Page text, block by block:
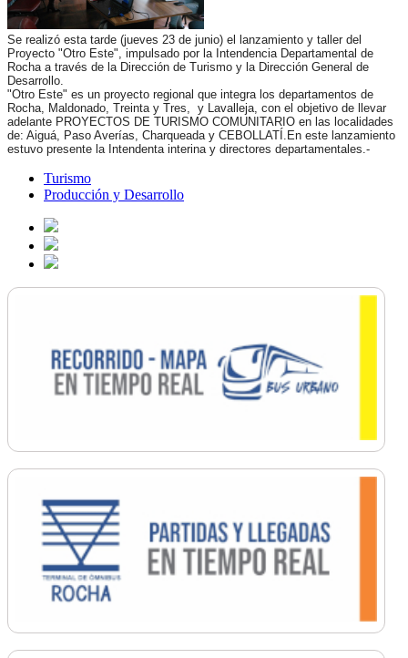
Se realizó esta tarde (jueves 23 de junio) el lanzamiento y taller del
Proyecto "Otro Este", impulsado por la Intendencia Departamental de
Rocha a través de la Dirección de Turismo y la Dirección General de
Desarrollo.
"Otro Este" es un proyecto regional que integra los departamentos de
Rocha, Maldonado, Treinta y Tres, y Lavalleja, con el objetivo de llevar
adelante PROYECTOS DE TURISMO COMUNITARIO en las localidades
de: Aiguá, Paso Averías, Charqueada y CEBOLLATÍ.En este lanzamiento
estuvo presente la Intendenta interina y directores departamentales.-
Turismo
Producción y Desarrollo